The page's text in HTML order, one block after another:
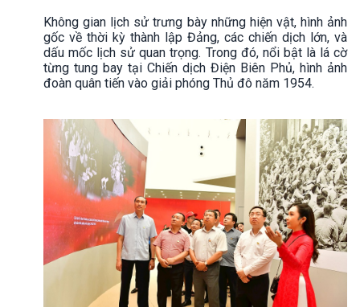
Không gian lịch sử trưng bày những hiện vật, hình ảnh
gốc về thời kỳ thành lập Đảng, các chiến dịch lớn, và
dấu mốc lịch sử quan trọng. Trong đó, nổi bật là lá cờ
từng tung bay tại Chiến dịch Điện Biên Phủ, hình ảnh
đoàn quân tiến vào giải phóng Thủ đô năm 1954.